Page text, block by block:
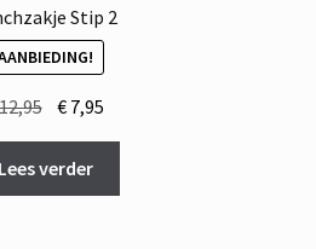
Stip 2
Oorspronkelijke
prijs
was:
€ 12,95.
€ 7,95
prijs
€ 7,95.
Lees verder